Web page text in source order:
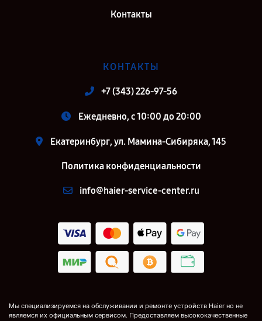
Контакты
КОНТАКТЫ
+7 (343) 226-97-56
Ежедневно, с 10:00 до 20:00
Екатеринбург, ул. Мамина-Сибиряка, 145
Политика конфиденциальности
info@haier-service-center.ru
Мы специализируемся на обслуживании и ремонте устройств Haier но не
являемся их официальным сервисом. Предоставляем высококачественные